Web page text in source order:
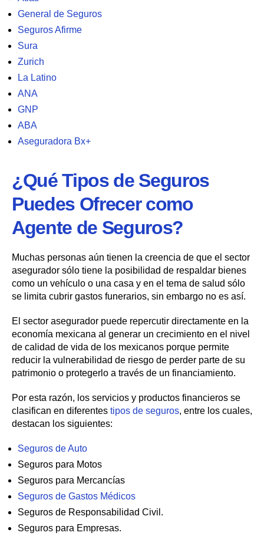
General de Seguros
Seguros Afirme
Sura
Zurich
La Latino
ANA
GNP
ABA
Aseguradora Bx+
¿Qué Tipos de Seguros
Puedes Ofrecer como
Agente de Seguros?
Muchas personas aún tienen la creencia de que el sector
asegurador sólo tiene la posibilidad de respaldar bienes
como un vehículo o una casa y en el tema de salud sólo
se limita cubrir gastos funerarios, sin embargo no es así.
El sector asegurador puede repercutir directamente en la
economía mexicana al generar un crecimiento en el nivel
de calidad de vida de los mexicanos porque permite
reducir la vulnerabilidad de riesgo de perder parte de su
patrimonio o protegerlo a través de un financiamiento.
Por esta razón, los servicios y productos financieros se
clasifican en diferentes tipos de seguros, entre los cuales,
destacan los siguientes:
Seguros de Auto
Seguros para Motos
Seguros para Mercancías
Seguros de Gastos Médicos
Seguros de Responsabilidad Civil.
Seguros para Empresas.